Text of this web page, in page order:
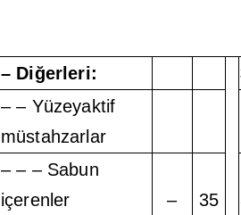
– Diğerleri:
– – Yüzeyaktif
müstahzarlar
– – – Sabun
içerenler
– 35